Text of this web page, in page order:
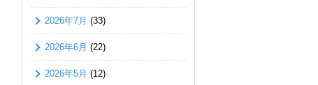
2026年7月 (33)
2026年6月 (22)
2026年5月 (12)